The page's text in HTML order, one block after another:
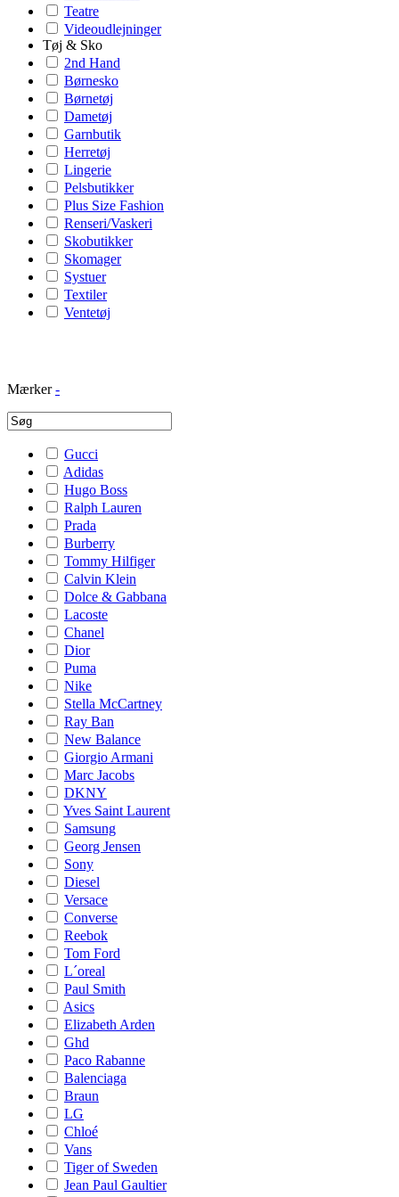
Teatre
Videoudlejninger
Tøj & Sko
2nd Hand
Børnesko
Børnetøj
Dametøj
Garnbutik
Herretøj
Lingerie
Pelsbutikker
Plus Size Fashion
Renseri/Vaskeri
Skobutikker
Skomager
Systuer
Textiler
Ventetøj
Mærker -
Gucci
Adidas
Hugo Boss
Ralph Lauren
Prada
Burberry
Tommy Hilfiger
Calvin Klein
Dolce & Gabbana
Lacoste
Chanel
Dior
Puma
Nike
Stella McCartney
Ray Ban
New Balance
Giorgio Armani
Marc Jacobs
DKNY
Yves Saint Laurent
Samsung
Georg Jensen
Sony
Diesel
Versace
Converse
Reebok
Tom Ford
L´oreal
Paul Smith
Asics
Elizabeth Arden
Ghd
Paco Rabanne
Balenciaga
Braun
LG
Chloé
Vans
Tiger of Sweden
Jean Paul Gaultier